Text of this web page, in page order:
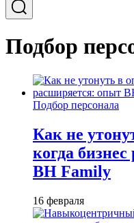
Подбор
Подбор персонала
Как не
когда
BH Family
16 февраля